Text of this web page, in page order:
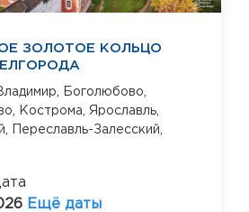
ЗОЛОТОЕ КОЛЬЦО
Боголюбово,
Кострома, Ярославль,
Переславль-Залесский,
Ещё даты